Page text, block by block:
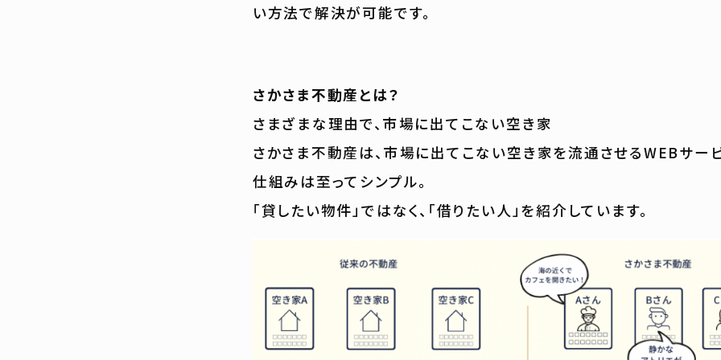
い方法で解決が可能です。
さかさま不動産とは？
さまざまな理由で、市場に出てこない空き家
さかさま不動産は、市場に出てこない空き家を流通させるWEBサー
仕組みは至ってシンプル。
「貸したい物件」ではなく、「借りたい人」を紹介しています。